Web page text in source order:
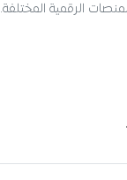
الرقمية المختلفة.